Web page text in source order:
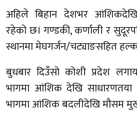
अहिले बिहान देशभर
रहेको छ। गण्डकी, कर्णाली र
स्थानमा मेघगर्जन/चट्याङसहित
बुधबार दिउँसो कोशी प्रदेश
भागमा आंशिक देखि
भागमा आंशिक बदलीदेखि मौसम